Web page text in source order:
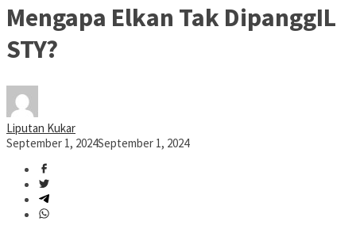
Mengapa Elkan Tak DipanggIL
STY?
Liputan Kukar
September 1, 2024September 1, 2024